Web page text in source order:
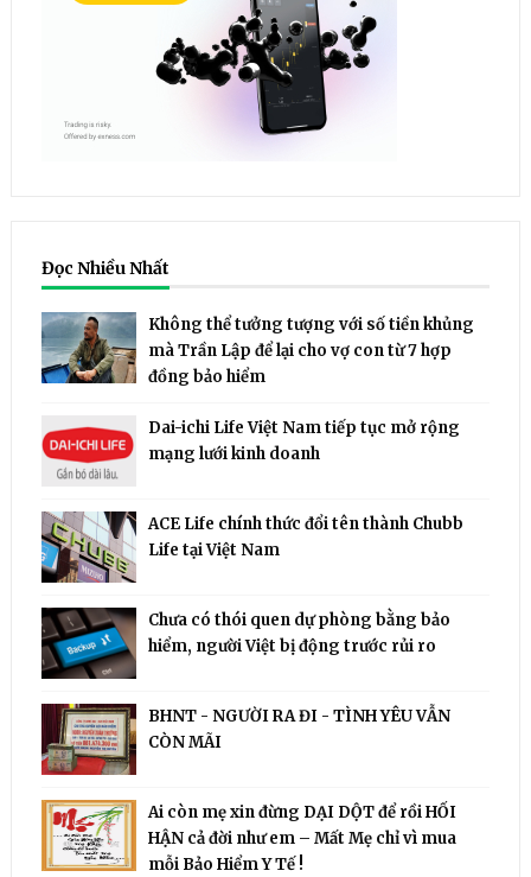
Đọc Nhiều Nhất
Không thể tưởng tượng với số tiền khủng
mà Trần Lập để lại cho vợ con từ 7 hợp
đồng bảo hiểm
Dai-ichi Life Việt Nam tiếp tục mở rộng
mạng lưới kinh doanh
ACE Life chính thức đổi tên thành Chubb
Life tại Việt Nam
Chưa có thói quen dự phòng bằng bảo
hiểm, người Việt bị động trước rủi ro
BHNT - NGƯỜI RA ĐI - TÌNH YÊU VẪN
CÒN MÃI
Ai còn mẹ xin đừng DẠI DỘT để rồi HỐI
HẬN cả đời như em – Mất Mẹ chỉ vì mua
mỗi Bảo Hiểm Y Tế !